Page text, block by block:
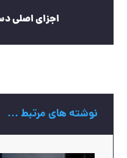
اجزای اصلی
نوشته های مرتبط ...